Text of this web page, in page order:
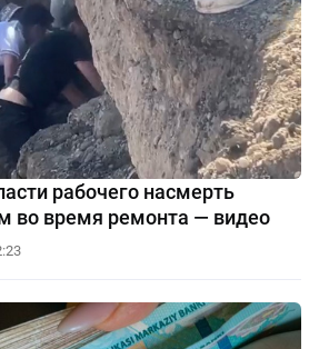
рабочего насмерть
во время ремонта — видео